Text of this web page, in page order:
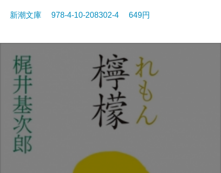
新潮文庫 978-4-10-208302-4 649円